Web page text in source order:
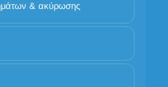
& ακύρωσης